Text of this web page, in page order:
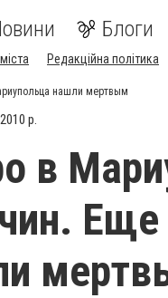
Блоги
Редакційна політика
нашли мертвым
р.
в
Еще